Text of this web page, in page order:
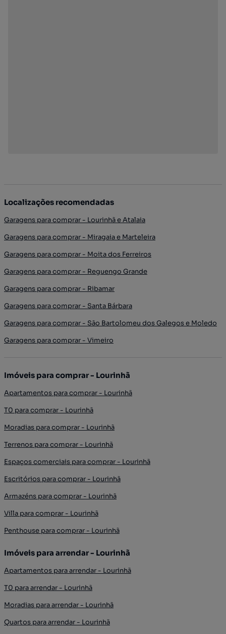
Localizações recomendadas
Garagens para comprar - Lourinhã e Atalaia
Garagens para comprar - Miragaia e Marteleira
Garagens para comprar - Moita dos Ferreiros
Garagens para comprar - Reguengo Grande
Garagens para comprar - Ribamar
Garagens para comprar - Santa Bárbara
Garagens para comprar - São Bartolomeu dos Galegos e Moledo
Garagens para comprar - Vimeiro
Imóveis para comprar - Lourinhã
Apartamentos para comprar - Lourinhã
T0 para comprar - Lourinhã
Moradias para comprar - Lourinhã
Terrenos para comprar - Lourinhã
Espaços comerciais para comprar - Lourinhã
Escritórios para comprar - Lourinhã
Armazéns para comprar - Lourinhã
Villa para comprar - Lourinhã
Penthouse para comprar - Lourinhã
Imóveis para arrendar - Lourinhã
Apartamentos para arrendar - Lourinhã
T0 para arrendar - Lourinhã
Moradias para arrendar - Lourinhã
Quartos para arrendar - Lourinhã